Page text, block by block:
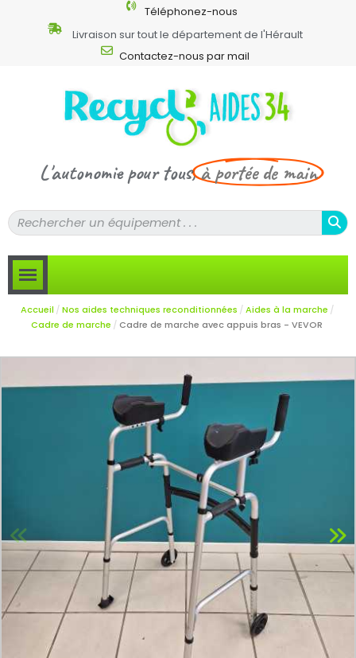
Téléphonez-nous
Livraison sur tout le département de l'Hérault
Contactez-nous par mail
L'autonomie pour tous,à portée de main
Accueil Nos aides techniques reconditionnées
Aides à la marche
Cadre de marche
Cadre de marche avec appuis bras - VEVOR